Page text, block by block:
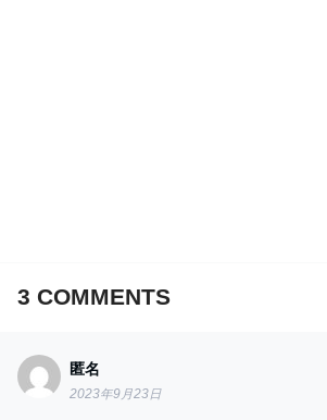
3 COMMENTS
匿名
2023年9月23日